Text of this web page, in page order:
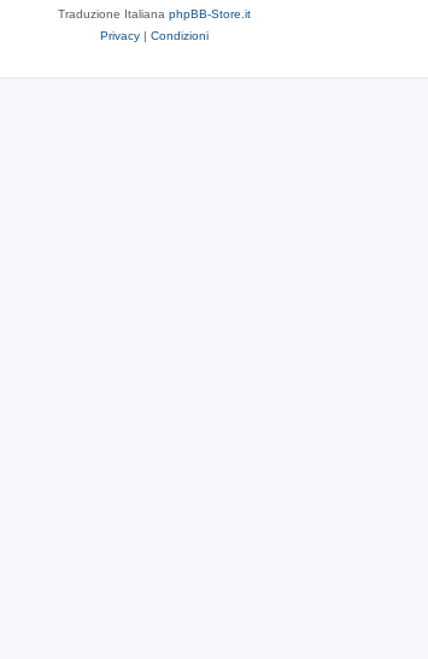
Traduzione Italiana phpBB-Store.it
Privacy | Condizioni